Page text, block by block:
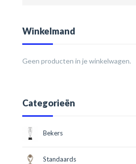
Winkelmand
Geen producten in je winkelwagen.
Categorieën
Bekers
Standaards